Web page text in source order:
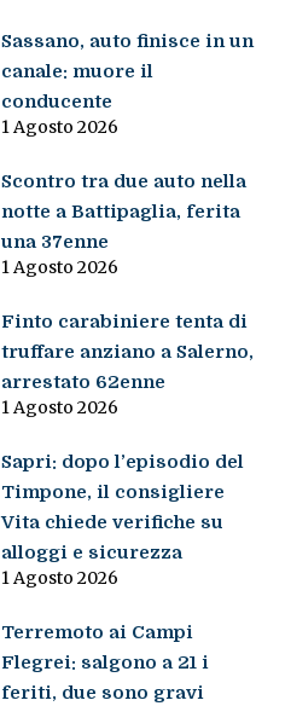
Sassano, auto finisce in un
canale: muore il
conducente
1 Agosto 2026
Scontro tra due auto nella
notte a Battipaglia, ferita
una 37enne
1 Agosto 2026
Finto carabiniere tenta di
truffare anziano a Salerno,
arrestato 62enne
1 Agosto 2026
Sapri: dopo l’episodio del
Timpone, il consigliere
Vita chiede verifiche su
alloggi e sicurezza
1 Agosto 2026
Terremoto ai Campi
Flegrei: salgono a 21 i
feriti, due sono gravi